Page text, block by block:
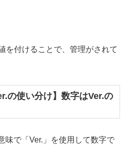
を付けることで、管理がされて
の使い分け】数字はVer.の
味で「Ver.」を使用して数字で